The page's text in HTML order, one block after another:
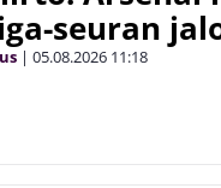
seuran
| 05.08.2026 11:18